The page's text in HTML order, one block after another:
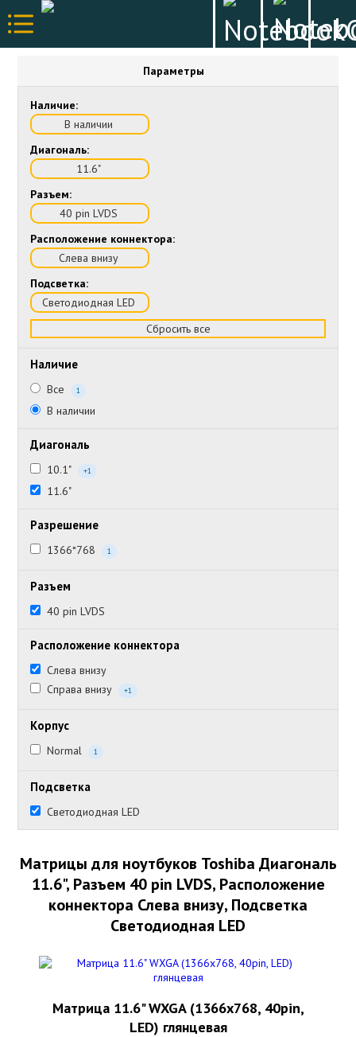
Параметры
Наличие:
В наличии
Диагональ:
11.6"
Разъем:
40 pin LVDS
Расположение коннектора:
Слева внизу
Подсветка:
Светодиодная LED
Сбросить все
Наличие
Все 1
В наличии
Диагональ
10.1" +1
11.6"
Разрешение
1366*768 1
Разъем
40 pin LVDS
Расположение коннектора
Слева внизу
Справа внизу
+1
Корпус
Normal 1
Подсветка
Светодиодная LED
Матрицы для ноутбуков Toshiba Диагональ
11.6", Разъем 40 pin LVDS, Расположение
коннектора Слева внизу, Подсветка
Светодиодная LED
Матрица 11.6" WXGA (1366x768, 40pin,
LED) глянцевая